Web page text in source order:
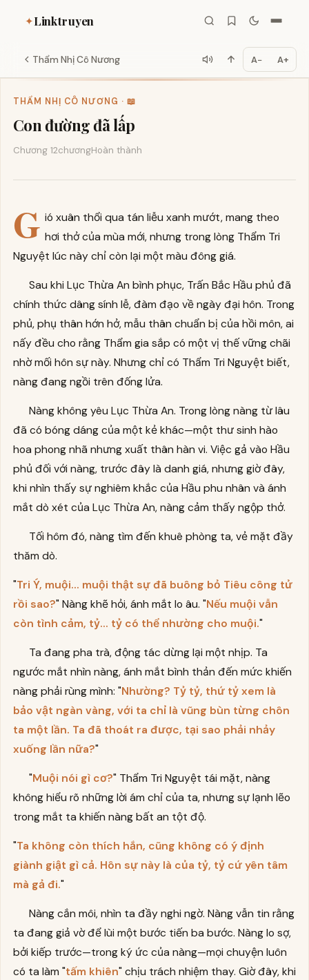
✦Linktruyen
Thẩm Nhị Cô Nương A− A+
THẨM NHỊ CÔ NƯƠNG · 📖
Con đường đã lấp
Chương 12chươngHoàn thành
G ió xuân thổi qua tán liễu xanh mướt, mang theo
hơi thở của mùa mới, nhưng trong lòng Thẩm Tri
Nguyệt lúc này chỉ còn lại một màu đông giá.
Sau khi Lục Thừa An bình phục, Trấn Bắc Hầu phủ đã
chính thức dâng sính lễ, đàm đạo về ngày đại hôn. Trong
phủ, phụ thân hớn hở, mẫu thân chuẩn bị của hồi môn, ai
nấy đều cho rằng Thẩm gia sắp có một vị thế vững chãi
nhờ mối hôn sự này. Nhưng chỉ có Thẩm Tri Nguyệt biết,
nàng đang ngồi trên đống lửa.
Nàng không yêu Lục Thừa An. Trong lòng nàng từ lâu
đã có bóng dáng của một kẻ khác—một thư sinh hào
hoa phong nhã nhưng xuất thân hàn vi. Việc gả vào Hầu
phủ đối với nàng, trước đây là danh giá, nhưng giờ đây,
khi nhìn thấy sự nghiêm khắc của Hầu phu nhân và ánh
mắt dò xét của Lục Thừa An, nàng cảm thấy ngộp thở.
Tối hôm đó, nàng tìm đến khuê phòng ta, vẻ mặt đầy
thăm dò.
"Tri Ý, muội... muội thật sự đã buông bỏ Tiêu công tử
rồi sao?" Nàng khẽ hỏi, ánh mắt lo âu. "Nếu muội vẫn
còn tình cảm, tỷ... tỷ có thể nhường cho muội."
Ta đang pha trà, động tác dừng lại một nhịp. Ta
ngước mắt nhìn nàng, ánh mắt bình thản đến mức khiến
nàng phải rùng mình: "Nhường? Tỷ tỷ, thứ tỷ xem là
bảo vật ngàn vàng, với ta chỉ là vũng bùn từng chôn
ta một lần. Ta đã thoát ra được, tại sao phải nhảy
xuống lần nữa?"
"Muội nói gì cơ?" Thẩm Tri Nguyệt tái mặt, nàng
không hiểu rõ những lời ám chỉ của ta, nhưng sự lạnh lẽo
trong mắt ta khiến nàng bất an tột độ.
"Ta không còn thích hắn, cũng không có ý định
giành giật gì cả. Hôn sự này là của tỷ, tỷ cứ yên tâm
mà gả đi."
Nàng cắn môi, nhìn ta đầy nghi ngờ. Nàng vẫn tin rằng
ta đang giả vờ để lùi một bước tiến ba bước. Nàng lo sợ,
bởi kiếp trước—trong ký ức của nàng—mọi chuyện luôn
có ta làm "tấm khiên" chịu trách nhiệm thay. Giờ đây, khi